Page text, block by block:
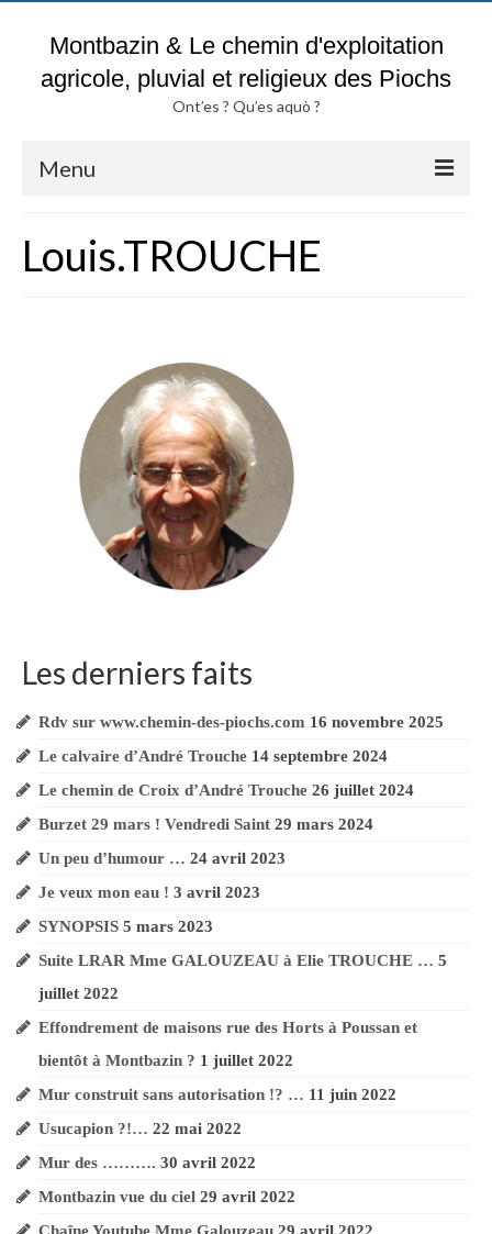
Montbazin & Le chemin d'exploitation
agricole, pluvial et religieux des Piochs
Ont’es ? Qu’es aquò ?
Menu
Blog & Fil d’actualités du chemin
Sols argileux :Attention DANGER ?
Historique parcelles TROUCHE
Actes notariés & Chemin des Piochs de A à Z
Mur de soutènement & limites de propriété
art. 653
Usucapion…Euh … Oups ?!…
AUTORISATION !? …
Suite LRAR Mme GALOUZEAU à Elie
TROUCHE …
Numériquement votre !
Chaîne Youtube Mme Galouzeau
Vidéos YOUTUBE
André Trouche secrétaire de mairie
Montbazin
La Vène & ses dangers !
Je veux mon eau
!
Un peu d’humour …
Louis.TROUCHE
Les derniers faits
Rdv sur www.chemin-des-piochs.com 16 novembre 2025
Le calvaire d’André Trouche 14 septembre 2024
Le chemin de Croix d’André Trouche 26 juillet 2024
Burzet 29 mars ! Vendredi Saint 29 mars 2024
Un peu d’humour … 24 avril 2023
Je veux mon eau ! 3 avril 2023
SYNOPSIS 5 mars 2023
Suite LRAR Mme GALOUZEAU à Elie TROUCHE … 5
juillet 2022
Effondrement de maisons rue des Horts à Poussan et
bientôt à Montbazin ? 1 juillet 2022
Mur construit sans autorisation !? … 11 juin 2022
Usucapion ?!… 22 mai 2022
Mur des ………. 30 avril 2022
Montbazin vue du ciel 29 avril 2022